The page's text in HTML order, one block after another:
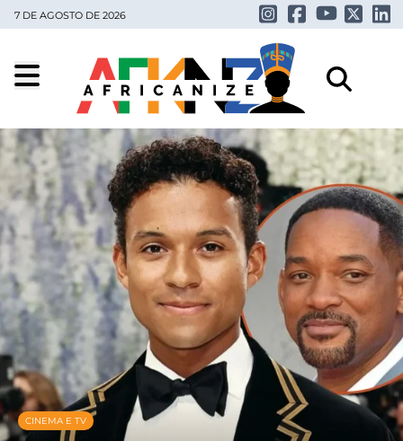
7 DE AGOSTO DE 2026
CINEMA E TV